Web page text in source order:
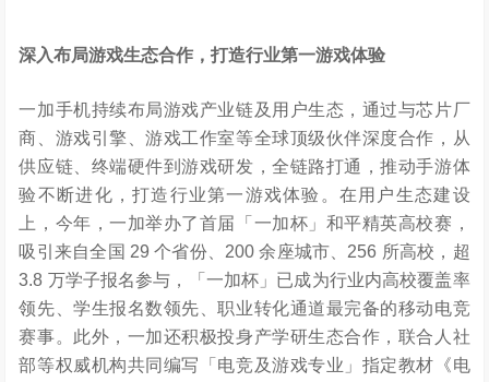
深入布局游戏生态合作，打造行业第一游戏体验
一加手机持续布局游戏产业链及用户生态，通过与芯片厂
商、游戏引擎、游戏工作室等全球顶级伙伴深度合作，从
供应链、终端硬件到游戏研发，全链路打通，推动手游体
验不断进化，打造行业第一游戏体验。在用户生态建设
上，今年，一加举办了首届「一加杯」和平精英高校赛，
吸引来自全国 29 个省份、200 余座城市、256 所高校，超
3.8 万学子报名参与，「一加杯」已成为行业内高校覆盖率
领先、学生报名数领先、职业转化通道最完备的移动电竞
赛事。此外，一加还积极投身产学研生态合作，联合人社
部等权威机构共同编写「电竞及游戏专业」指定教材《电